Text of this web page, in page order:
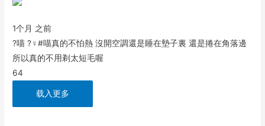
1个月 之前
?喵 ?‍♀️#喵真的不怕熱 沒開空調還是睡在墊子裏 還是捲在角落邊
所以真的不用剃太短毛喔
64
载入更多